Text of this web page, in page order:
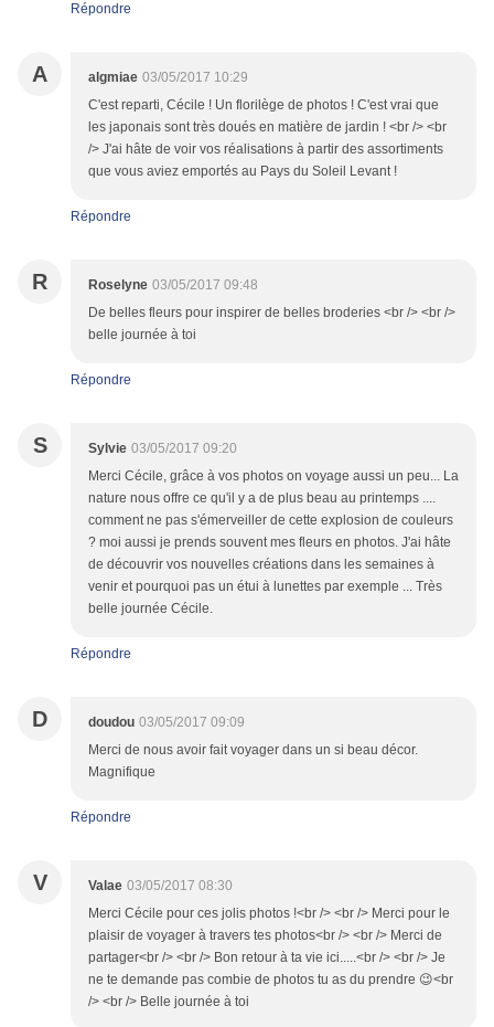
Répondre
A algmiae 03/05/2017 10:29
C'est reparti, Cécile ! Un florilège de photos ! C'est vrai que
les japonais sont très doués en matière de jardin ! <br /> <br
/> J'ai hâte de voir vos réalisations à partir des assortiments
que vous aviez emportés au Pays du Soleil Levant !
Répondre
R Roselyne 03/05/2017 09:48
De belles fleurs pour inspirer de belles broderies <br /> <br />
belle journée à toi
Répondre
S Sylvie 03/05/2017 09:20
Merci Cécile, grâce à vos photos on voyage aussi un peu... La
nature nous offre ce qu'il y a de plus beau au printemps ....
comment ne pas s'émerveiller de cette explosion de couleurs
? moi aussi je prends souvent mes fleurs en photos. J'ai hâte
de découvrir vos nouvelles créations dans les semaines à
venir et pourquoi pas un étui à lunettes par exemple ... Très
belle journée Cécile.
Répondre
D doudou 03/05/2017 09:09
Merci de nous avoir fait voyager dans un si beau décor.
Magnifique
Répondre
V Valae 03/05/2017 08:30
Merci Cécile pour ces jolis photos !<br /> <br /> Merci pour le
plaisir de voyager à travers tes photos<br /> <br /> Merci de
partager<br /> <br /> Bon retour à ta vie ici.....<br /> <br /> Je
ne te demande pas combie de photos tu as du prendre 😉<br
/> <br /> Belle journée à toi